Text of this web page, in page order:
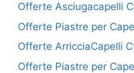
Offerte Asciugacapelli
Offerte Piastre per
Offerte ArricciaCapelli
Offerte Piastre per